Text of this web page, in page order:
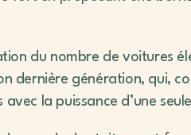
du nombre de voitures
dernière génération, qui,
avec la puissance d’une